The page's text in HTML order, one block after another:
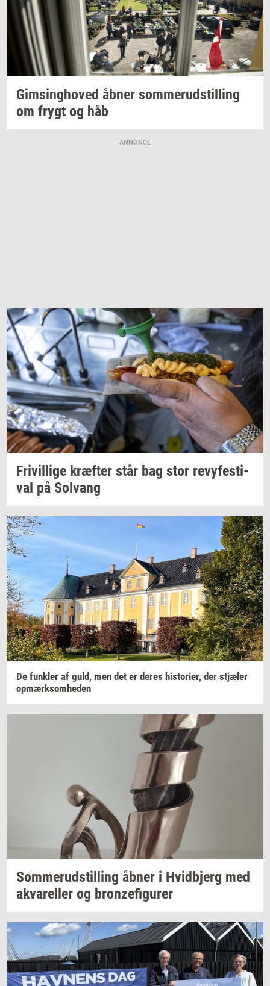
Gims­ing­ho­ved åbner som­mer­ud­stil­ling
om frygt og håb
ANNONCE
Fri­vil­li­ge kræf­ter står bag stor revy­festi­
val på Solvang
De funk­ler af guld, men det er deres hi­sto­ri­er, der stjæ­ler
op­mærk­som­he­den
Som­mer­ud­stil­ling åbner i Hvid­b­jerg med
akva­rel­ler og bron­ze­fi­gu­rer